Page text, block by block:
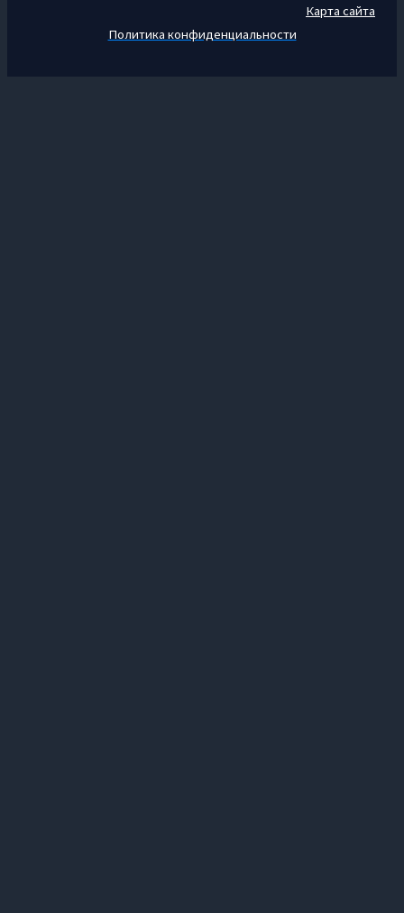
Карта сайта
Политика конфиденциальности